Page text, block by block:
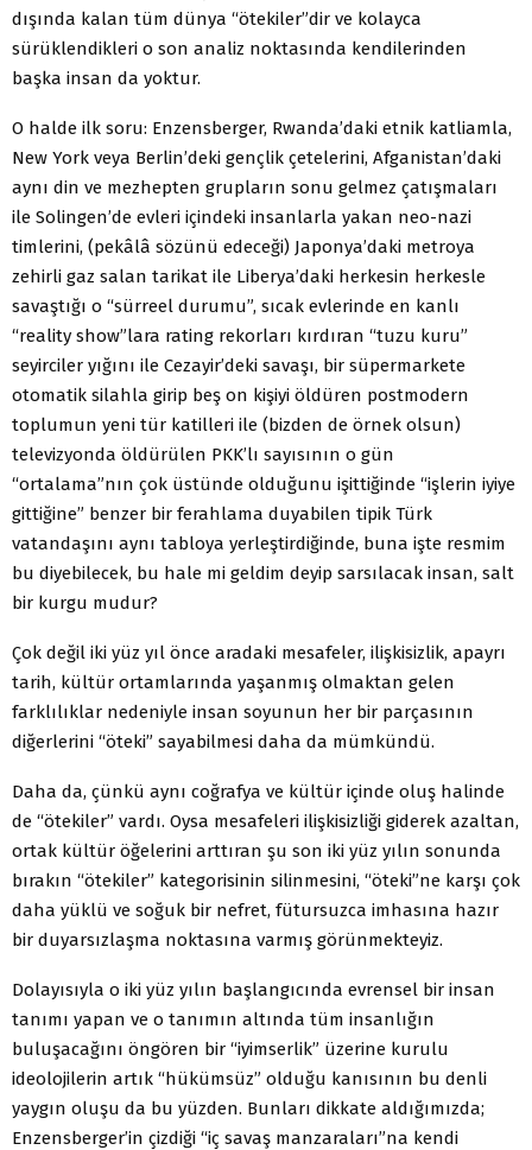
dışında kalan tüm dünya “ötekiler”dir ve kolayca
sürüklendikleri o son analiz noktasında kendilerinden
başka insan da yoktur.
O halde ilk soru: Enzensberger, Rwanda’daki etnik katliamla,
New York veya Berlin’deki gençlik çetelerini, Afganistan’daki
aynı din ve mezhepten grupların sonu gelmez çatışmaları
ile Solingen’de evleri içindeki insanlarla yakan neo-nazi
timlerini, (pekâlâ sözünü edeceği) Japonya’daki metroya
zehirli gaz salan tarikat ile Liberya’daki herkesin herkesle
savaştığı o “sürreel durumu”, sıcak evlerinde en kanlı
“reality show”lara rating rekorları kırdıran “tuzu kuru”
seyirciler yığını ile Cezayir’deki savaşı, bir süpermarkete
otomatik silahla girip beş on kişiyi öldüren postmodern
toplumun yeni tür katilleri ile (bizden de örnek olsun)
televizyonda öldürülen PKK’lı sayısının o gün
“ortalama”nın çok üstünde olduğunu işittiğinde “işlerin iyiye
gittiğine” benzer bir ferahlama duyabilen tipik Türk
vatandaşını aynı tabloya yerleştirdiğinde, buna işte resmim
bu diyebilecek, bu hale mi geldim deyip sarsılacak insan, salt
bir kurgu mudur?
Çok değil iki yüz yıl önce aradaki mesafeler, ilişkisizlik, apayrı
tarih, kültür ortamlarında yaşanmış olmaktan gelen
farklılıklar nedeniyle insan soyunun her bir parçasının
diğerlerini “öteki” sayabilmesi daha da mümkündü.
Daha da, çünkü aynı coğrafya ve kültür içinde oluş halinde
de “ötekiler” vardı. Oysa mesafeleri ilişkisizliği giderek azaltan,
ortak kültür öğelerini arttıran şu son iki yüz yılın sonunda
bırakın “ötekiler” kategorisinin silinmesini, “öteki”ne karşı çok
daha yüklü ve soğuk bir nefret, fütursuzca imhasına hazır
bir duyarsızlaşma noktasına varmış görünmekteyiz.
Dolayısıyla o iki yüz yılın başlangıcında evrensel bir insan
tanımı yapan ve o tanımın altında tüm insanlığın
buluşacağını öngören bir “iyimserlik” üzerine kurulu
ideolojilerin artık “hükümsüz” olduğu kanısının bu denli
yaygın oluşu da bu yüzden. Bunları dikkate aldığımızda;
Enzensberger’in çizdiği “iç savaş manzaraları”na kendi